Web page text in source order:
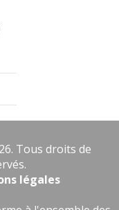
Tous droits de
légales